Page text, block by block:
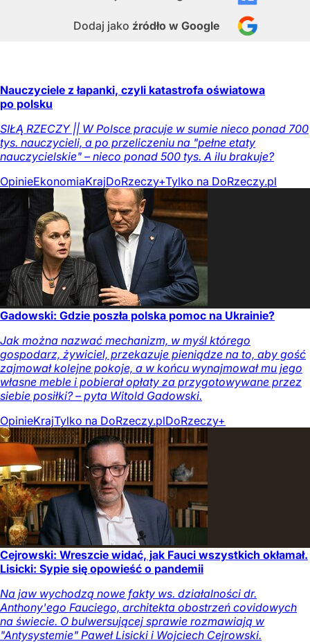
Dodaj jako źródło w Google
Nauczyciele z łapanki, czyli katastrofa oświatowa
po polsku
SIŁĄ RZECZY || W Polsce pracuje w sumie nieco ponad 700
tys. nauczycieli, a po przeliczeniu na "pełne etaty
nauczycielskie" – nieco ponad 500 tys. A ilu brakuje?
OpinieEkonomiaKrajDoRzeczy+Tylko na DoRzeczy.pl
Gadowski: Gdzie poszła polska pomoc na Ukrainie?
Jak można nazwać mechanizm, w myśl którego
gospodarz, żywiciel, przekazuje pieniądze na to, aby gość
zajmował kolejne pokoje, a w końcu wynajmował mu jego
własne meble i pobierał opłaty za przygotowywane przez
siebie posiłki? – pyta Witold Gadowski.
OpinieKrajTylko na DoRzeczy.plDoRzeczy+
Cejrowski: Wreszcie widać, jak Fauci wszystkich okłamał.
Lisicki: Sypie się opowieść o pandemii
Na jaw wychodzą nowe fakty ws. działalności dr.
Anthony'ego Fauciego, architekta obostrzeń covidowych
na świecie. O bulwersującej sprawie rozmawiają w
"Antysystemie" Paweł Lisicki i Wojciech Cejrowski.